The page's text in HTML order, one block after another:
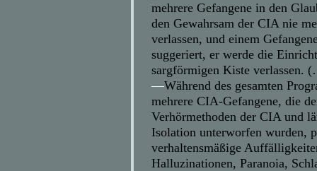
mehrere Gefangene in den
den Gewahrsam der CIA nie
verlassen, und einem
suggeriert, er werde die
sargförmigen Kiste verlassen.
—Während des gesamten
mehrere CIA-Gefangene, die
Verhörmethoden der CIA und
Isolation unterworfen wurden,
verhaltensmäßige
Halluzinationen, Paranoia,